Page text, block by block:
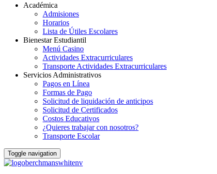
Académica
Admisiones
Horarios
Lista de Útiles Escolares
Bienestar Estudiantil
Menú Casino
Actividades Extracurriculares
Transporte Actividades Extracurriculares
Servicios Administrativos
Pagos en Línea
Formas de Pago
Solicitud de liquidación de anticipos
Solicitud de Certificados
Costos Educativos
¿Quieres trabajar con nosotros?
Transporte Escolar
Toggle navigation